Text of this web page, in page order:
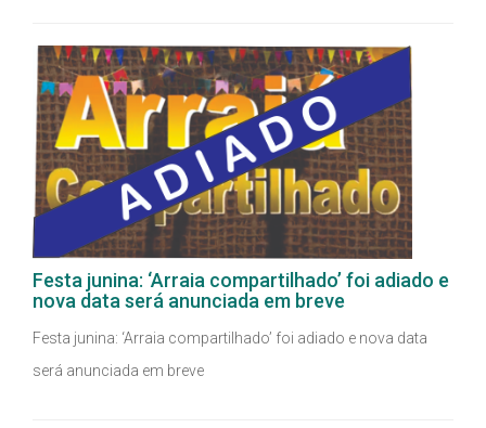
Festa junina: ‘Arraia compartilhado’ foi adiado e
nova data será anunciada em breve
Festa junina: ‘Arraia compartilhado’ foi adiado e nova data
será anunciada em breve